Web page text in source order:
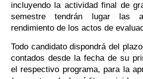
incluyendo la actividad final de
semestre tendrán lugar las
rendimiento de los actos de
Todo candidato dispondrá del
contados desde la fecha de su
el respectivo programa, para la